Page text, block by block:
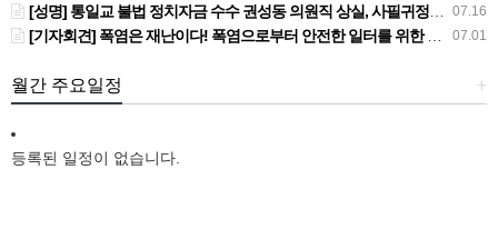
07.16
[성명] 통일교 불법 정치자금 수수 권성동 의원직 상실, 사필귀정이다
07.01
[기자회견] 폭염은 재난이다! 폭염으로부터 안전한 일터를 위한 민주노총 강원지역본부 폭염감시단 선포 기자회견
+
월간 주요일정
등록된 일정이 없습니다.